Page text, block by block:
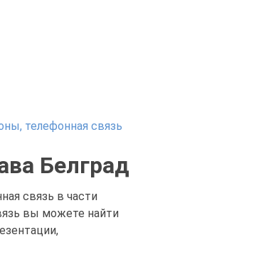
телефонная связь
Белград
связь в части
вы можете найти